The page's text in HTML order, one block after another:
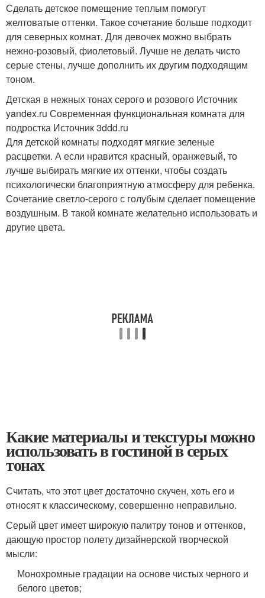
Сделать детское помещение теплым помогут
желтоватые оттенки. Такое сочетание больше подходит
для северных комнат. Для девочек можно выбрать
нежно-розовый, фиолетовый. Лучше не делать чисто
серые стены, лучше дополнить их другим подходящим
тоном.
Детская в нежных тонах серого и розового Источник
yandex.ru Современная функциональная комната для
подростка Источник 3ddd.ru
Для детской комнаты подходят мягкие зеленые
расцветки. А если нравится красный, оранжевый, то
лучше выбирать мягкие их оттенки, чтобы создать
психологически благоприятную атмосферу для ребенка.
Сочетание светло-серого с голубым сделает помещение
воздушным. В такой комнате желательно использовать и
другие цвета.
Какие материалы и текстуры можно
использовать в гостиной в серых
тонах
Считать, что этот цвет достаточно скучен, хоть его и
относят к классическому, совершенно неправильно.
Серый цвет имеет широкую палитру тонов и оттенков,
дающую простор полету дизайнерской творческой
мысли:
Монохромные градации на основе чистых черного и
белого цветов;